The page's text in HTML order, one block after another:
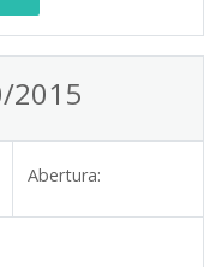
2015
Abertura: